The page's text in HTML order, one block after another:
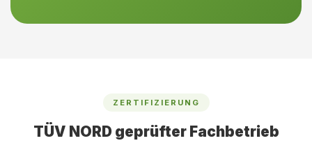
ZERTIFIZIERUNG
TÜV NORD geprüfter Fachbetrieb